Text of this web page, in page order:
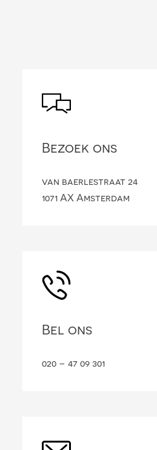
Bezoek ons
van baerlestraat 24
1071 AX Amsterdam
Bel ons
020 – 47 09 301